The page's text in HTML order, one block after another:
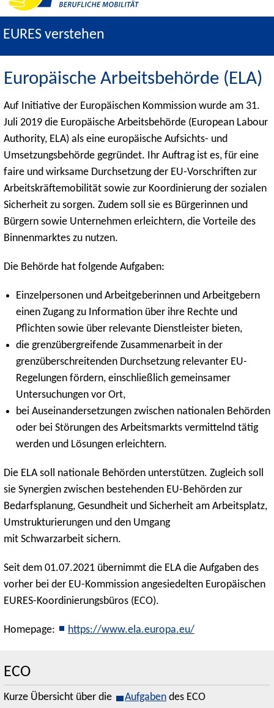
EURES verstehen
Europäische Arbeitsbehörde (ELA)
Auf Initiative der Europäischen Kommission wurde am 31.
Juli 2019 die Europäische Arbeitsbehörde (European Labour
Authority, ELA) als eine europäische Aufsichts- und
Umsetzungsbehörde gegründet. Ihr Auftrag ist es, für eine
faire und wirksame Durchsetzung der EU-Vorschriften zur
Arbeitskräftemobilität sowie zur Koordinierung der sozialen
Sicherheit zu sorgen. Zudem soll sie es Bürgerinnen und
Bürgern sowie Unternehmen erleichtern, die Vorteile des
Binnenmarktes zu nutzen.
Die Behörde hat folgende Aufgaben:
Einzelpersonen und Arbeitgeberinnen und Arbeitgebern
einen Zugang zu Information über ihre Rechte und
Pflichten sowie über relevante Dienstleister bieten,
die grenzübergreifende Zusammenarbeit in der
grenzüberschreitenden Durchsetzung relevanter EU-
Regelungen fördern, einschließlich gemeinsamer
Untersuchungen vor Ort,
bei Auseinandersetzungen zwischen nationalen Behörden
oder bei Störungen des Arbeitsmarkts vermittelnd tätig
werden und Lösungen erleichtern.
Die ELA soll nationale Behörden unterstützen. Zugleich soll
sie Synergien zwischen bestehenden EU-Behörden zur
Bedarfsplanung, Gesundheit und Sicherheit am Arbeitsplatz,
Umstrukturierungen und den Umgang
mit Schwarzarbeit sichern.
Seit dem 01.07.2021 übernimmt die ELA die Aufgaben des
vorher bei der EU-Kommission angesiedelten Europäischen
EURES-Koordinierungsbüros (ECO).
Homepage: https://www.ela.europa.eu/
ECO
Kurze Übersicht über die Aufgaben des ECO